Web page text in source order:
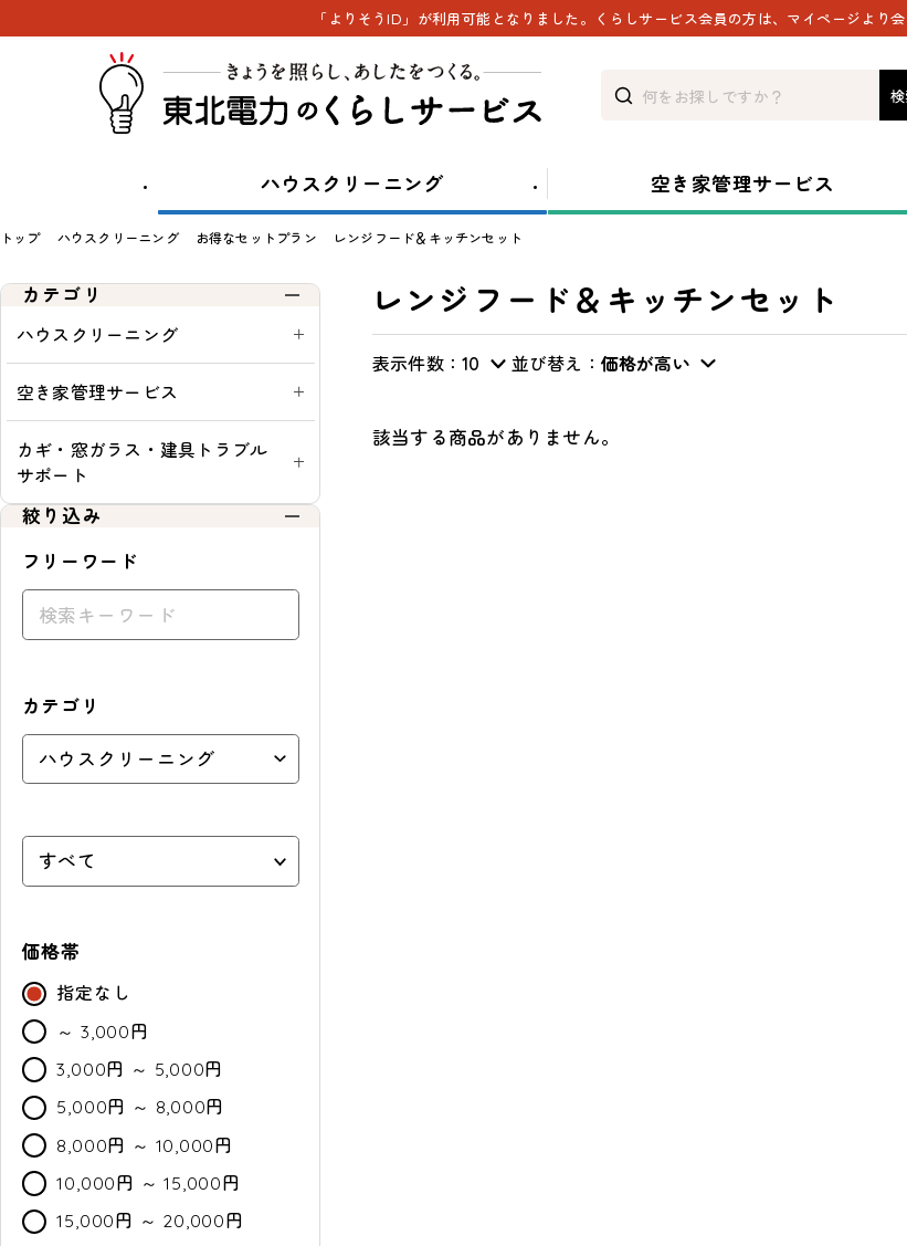
「よりそうID」が利用可能となりました。くらしサービス会員の方は、マイページより
ハウスクリーニング 空き家管理サービス
トップ ハウスクリーニング お得なセットプラン レンジフード＆キッチンセット
カテゴリ
ハウスクリーニング
空き家管理サービス
カギ・窓ガラス・建具トラブル
サポート
絞り込み
フリーワード
カテゴリ
価格帯
指定なし
～ 3,000円
3,000円 ～ 5,000円
5,000円 ～ 8,000円
8,000円 ～ 10,000円
10,000円 ～ 15,000円
15,000円 ～ 20,000円
レンジフード＆キッチンセット
表示件数：10 並び替え： 価格が高い
表
替
一
通
期：
定
入
該当する商品がありません。